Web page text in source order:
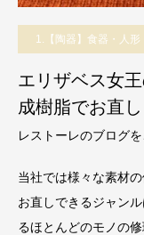
1.【陶器】食器・人
エリザベス女
成樹脂でお直し
レストーレのブログ
当社では様々な素材
お直しできるジャン
るほとんどのモノの